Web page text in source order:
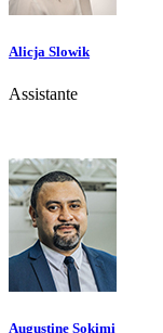
Alicja Slowik
Assistante
Augustine Sokimi